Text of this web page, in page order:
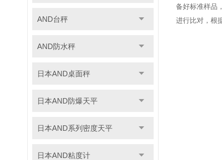
AND台秤
AND防水秤
日本AND桌面秤
日本AND防爆天平
日本AND系列密度天平
日本AND粘度计
备好标准样品
进行比对，根